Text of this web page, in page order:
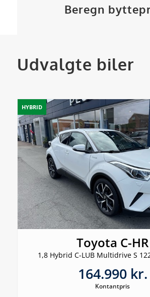
Beregn
Udvalgte biler
HYBRID
Toyota C-HR
1,8 Hybrid C-LUB Multidrive S
164.990 kr.
Kontantpris